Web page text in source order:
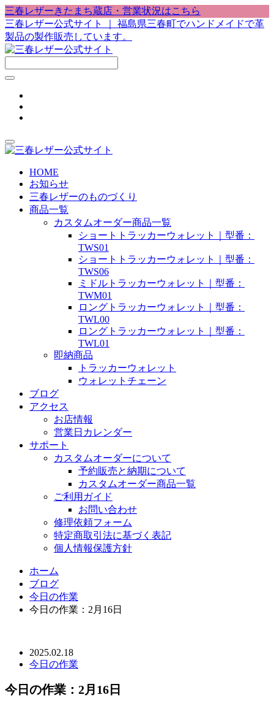
三春レザーきたまち蔵店・営業状況はこちら
三春レザー公式サイト ｜ 福島県三春町でハンドメイドで革
製品の製作販売しています。
HOME
お知らせ
三春レザーのものづくり
商品一覧
カスタムオーダー商品一覧
ショートトラッカーウォレット｜型番：
TWS01
ショートトラッカーウォレット｜型番：
TWS06
ミドルトラッカーウォレット｜型番：
TWM01
ロングトラッカーウォレット｜型番：
TWL00
ロングトラッカーウォレット｜型番：
TWL01
即納商品
トラッカーウォレット
ウォレットチェーン
ブログ
アクセス
お店情報
営業日カレンダー
サポート
カスタムオーダーについて
予約販売と納期について
カスタムオーダー商品一覧
ご利用ガイド
お問い合わせ
修理依頼フォーム
特定商取引法に基づく表記
個人情報保護方針
ホーム
ブログ
今日の作業
今日の作業：2月16日
2025.02.18
今日の作業
今日の作業：2月16日